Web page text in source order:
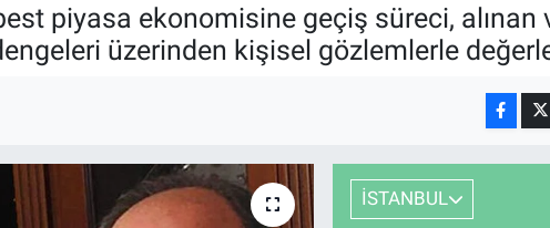
piyasa ekonomisine geçiş süreci, alınan
üzerinden kişisel gözlemlerle
İSTANBUL